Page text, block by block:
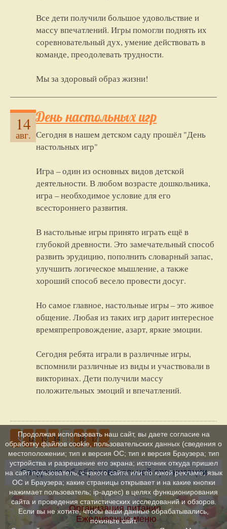
Все дети получили большое удовольствие и
массу впечатлений. Игры помогли поднять их
соревновательный дух, умение действовать в
команде, преодолевать трудности.
Мы за здоровый образ жизни!
14
авг.
День настольных игр
Сегодня в нашем детском саду прошёл "День
настольных игр"
Игра – один из основных видов детской
деятельности. В любом возрасте дошкольника,
игра – необходимое условие для его
всестороннего развития.
В настольные игры принято играть ещё в
глубокой древности. Это замечательный способ
развить эрудицию, пополнить словарный запас,
улучшить логическое мышление, а также
хороший способ весело провести досуг.
Но самое главное, настольные игры – это живое
общение. Любая из таких игр дарит интересное
времяпрепровождение, азарт, яркие эмоции.
Сегодня ребята играли в различные игры,
вспомнили различные из виды и участвовали в
викторинах. Дети получили массу
положительных эмоций и впечатлений.
12 13 14 15 16 17
Сведения об образовательной организации
Организация питания.
Ежедневные меню
Продолжая использовать наш сайт, вы даете согласие на
обработку файлов cookie, пользовательских данных (сведения о
местоположении; тип и версия ОС; тип и версия Браузера; тип
устройства и разрешение его экрана; источник откуда пришел
на сайт пользователь; с какого сайта или по какой рекламе; язык
ОС и Браузера; какие страницы открывает и на какие кнопки
нажимает пользователь; ip-адрес) в целях функционирования
сайта и проведения статистических исследований и обзоров.
Если вы не хотите, чтобы ваши данные обрабатывались,
покиньте сайт.